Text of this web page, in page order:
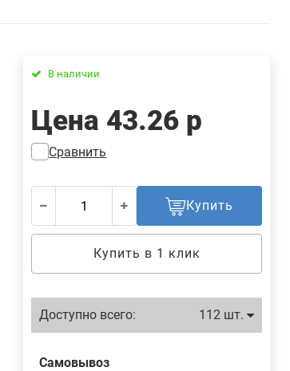
В наличии
Цена 43.26 р
Сравнить
Купить
Купить в 1 клик
Доступно всего: 112 шт.
Самовывоз